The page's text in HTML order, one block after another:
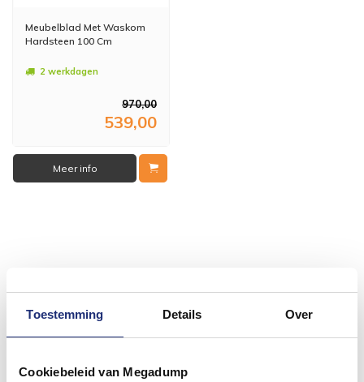
Toestemming Details Over
Cookiebeleid van Megadump
Meubelblad Met Waskom
Hardsteen 100 Cm
2 werkdagen
970,00
539,00
Meer info
badkamer op Instagram met #mijndroombadkamer
inspirerende omgeving vol met unieke